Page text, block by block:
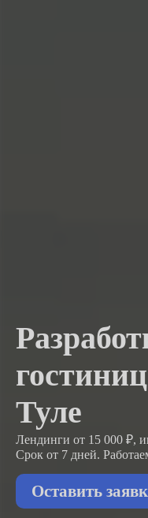
Туле
Лендинги от 15 000 ₽,
Срок от 7 дней.
Оставить